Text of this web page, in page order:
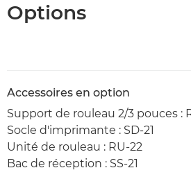
Options
Accessoires en option
Support de rouleau 2/3 pouces :
Socle d'imprimante : SD-21
Unité de rouleau : RU-22
Bac de réception : SS-21